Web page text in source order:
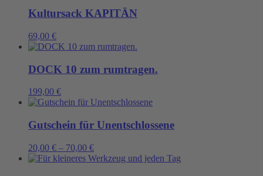
Kultursack KAPITÄN
69,00 €
DOCK 10 zum rumtragen.
199,00 €
Gutschein für Unentschlossene
20,00 € – 70,00 €